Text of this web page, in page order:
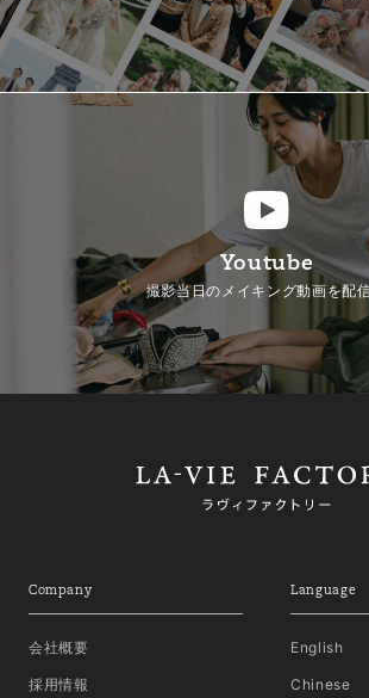
Youtube
撮影当日のメイキング動画を配
Company
会社概要
採用情報
Language
English
Chinese